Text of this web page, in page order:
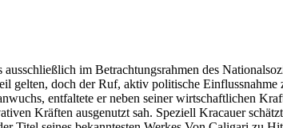
im Betrachtungsrahmen des
doch der Ruf, aktiv politische
entfaltete er neben seiner wirtschaftlichen
Kräften ausgenutzt sah. Speziell Kracauer